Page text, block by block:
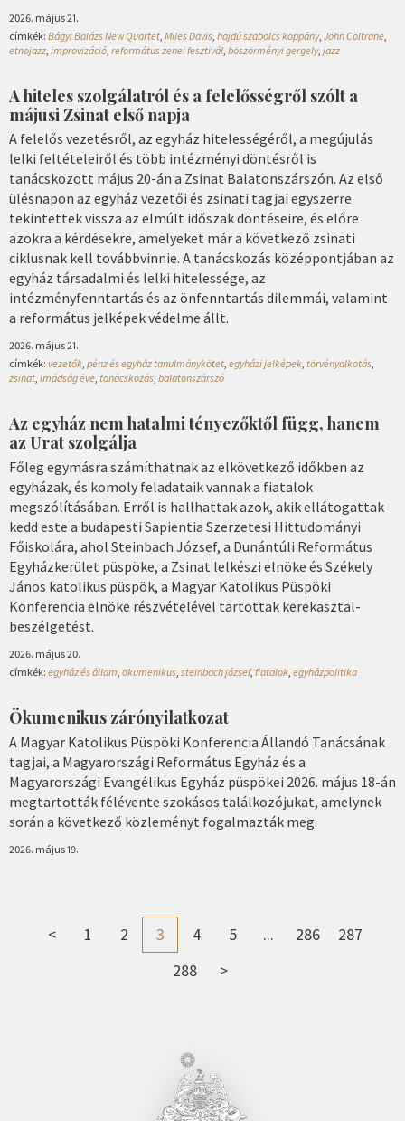
2026. május 21.
címkék: Bágyi Balázs New Quartet Miles Davis hajdú szabolcs koppány, John Coltrane
etnojazz improvizáció református zenei fesztivál böszörményi gergely, jazz
A hiteles szolgálatról és a felelősségről szólt a
májusi Zsinat első napja
A felelős vezetésről, az egyház hitelességéről, a megújulás
lelki feltételeiről és több intézményi döntésről is
tanácskozott május 20-án a Zsinat Balatonszárszón. Az első
ülésnapon az egyház vezetői és zsinati tagjai egyszerre
tekintettek vissza az elmúlt időszak döntéseire, és előre
azokra a kérdésekre, amelyeket már a következő zsinati
ciklusnak kell továbbvinnie. A tanácskozás középpontjában az
egyház társadalmi és lelki hitelessége, az
intézményfenntartás és az önfenntartás dilemmái, valamint
a református jelképek védelme állt.
2026. május 21.
címkék: vezetők, pénz és egyház tanulmánykötet, egyházi jelképek, törvényalkotás,
zsinat, Imádság éve, tanácskozás, balatonszárszó
Az egyház nem hatalmi tényezőktől függ, hanem
az Urat szolgálja
Főleg egymásra számíthatnak az elkövetkező időkben az
egyházak, és komoly feladataik vannak a fiatalok
megszólításában. Erről is hallhattak azok, akik ellátogattak
kedd este a budapesti Sapientia Szerzetesi Hittudományi
Főiskolára, ahol Steinbach József, a Dunántúli Református
Egyházkerület püspöke, a Zsinat lelkészi elnöke és Székely
János katolikus püspök, a Magyar Katolikus Püspöki
Konferencia elnöke részvételével tartottak kerekasztal-
beszélgetést.
2026. május 20.
címkék: egyház és állam, ökumenikus, steinbach józsef, fiatalok, egyházpolitika
Ökumenikus zárónyilatkozat
A Magyar Katolikus Püspöki Konferencia Állandó Tanácsának
tagjai, a Magyarországi Református Egyház és a
Magyarországi Evangélikus Egyház püspökei 2026. május 18-án
megtartották félévente szokásos találkozójukat, amelynek
során a következő közleményt fogalmazták meg.
2026. május 19.
< 1 2 3 4 5 ... 286
287
288
>